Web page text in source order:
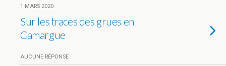
1 MARS 2020
Sur les traces des grues en
Camargue
AUCUNE RÉPONSE